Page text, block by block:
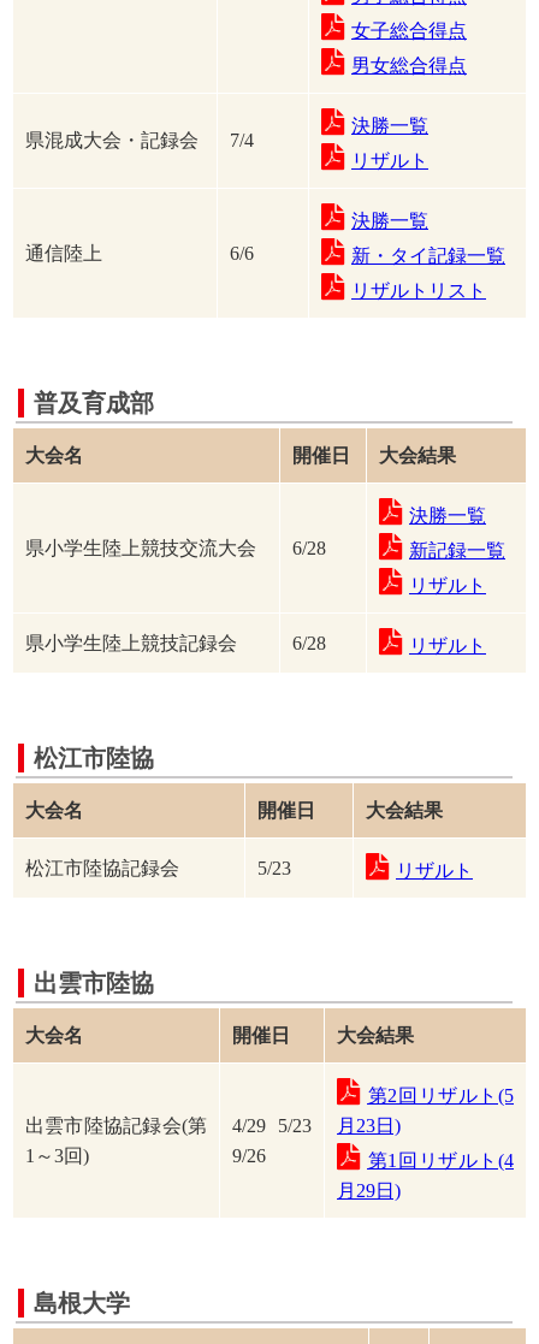
女子総合得点
男女総合得点
県混成大会・記録会 7/4
決勝一覧
リザルト
通信陸上 6/6
決勝一覧
新・タイ記録一覧
リザルトリスト
普及育成部
大会名 開催日 大会結果
県小学生陸上競技交流大会 6/28
決勝一覧
新記録一覧
リザルト
県小学生陸上競技記録会 6/28 リザルト
松江市陸協
大会名 開催日 大会結果
松江市陸協記録会 5/23 リザルト
出雲市陸協
大会名 開催日 大会結果
出雲市陸協記録会(第
1～3回)
4/29 5/23
9/26
第2回リザルト(5
月23日)
第1回リザルト(4
月29日)
島根大学